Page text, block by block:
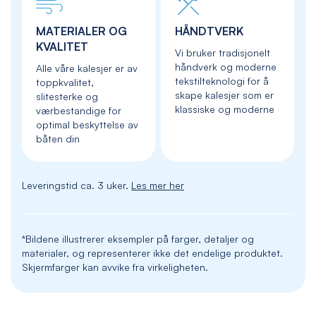
MATERIALER OG
KVALITET
Alle våre kalesjer er av
toppkvalitet,
slitesterke og
værbestandige for
optimal beskyttelse av
båten din
HÅNDTVERK
Vi bruker tradisjonelt
håndverk og moderne
tekstilteknologi for å
skape kalesjer som er
klassiske og moderne
Leveringstid ca. 3 uker. Les mer her
*Bildene illustrerer eksempler på farger, detaljer og
materialer, og representerer ikke det endelige produktet.
Skjermfarger kan avvike fra virkeligheten.